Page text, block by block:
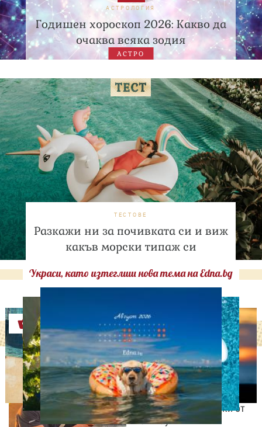
АСТРОЛОГИЯ
Годишен хороскоп 2026: Какво да
очаква всяка зодия
АСТРО
ТЕСТОВЕ
Разкажи ни за почивката си и виж
какъв морски типаж си
Украси, като изтеглиш нова тема на Edna.bg
Оферти
ИЗВЕСТНИ
Даниел Петканов покори
Африка: пингвини, акули
и незабравими гледки от
Кейптаун